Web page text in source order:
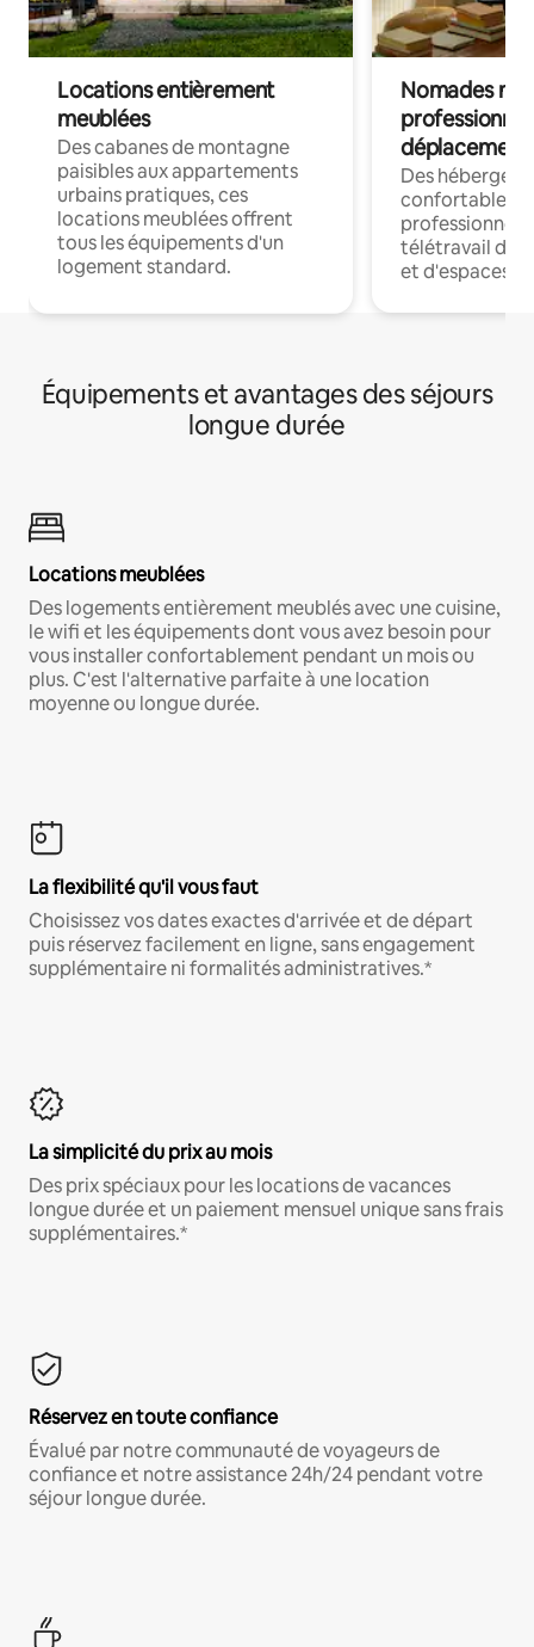
Locations entièrement
meublées
Des cabanes de montagne
paisibles aux appartements
urbains pratiques, ces
locations meublées offrent
tous les équipements d'un
logement standard.
Nomades
déplacement
Des
confortables
professionnels
télétravail
et d'espaces
Équipements et avantages des séjours
longue durée
Locations meublées
Des logements entièrement meublés avec une cuisine,
le wifi et les équipements dont vous avez besoin pour
vous installer confortablement pendant un mois ou
plus. C'est l'alternative parfaite à une location
moyenne ou longue durée.
La flexibilité qu'il vous faut
Choisissez vos dates exactes d'arrivée et de départ
puis réservez facilement en ligne, sans engagement
supplémentaire ni formalités administratives.*
La simplicité du prix au mois
Des prix spéciaux pour les locations de vacances
longue durée et un paiement mensuel unique sans frais
supplémentaires.*
Réservez en toute confiance
Évalué par notre communauté de voyageurs de
confiance et notre assistance 24h/24 pendant votre
séjour longue durée.